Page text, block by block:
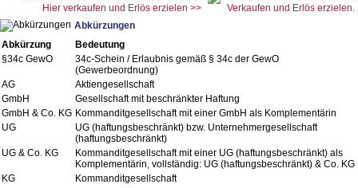
Hier verkaufen und Erlös erzielen >>
Abkürzungen
Abkürzung
Bedeutung
§34c GewO
34c-Schein / Erlaubnis gemäß § 34c der GewO
(Gewerbeordnung)
AG
Aktiengesellschaft
GmbH
Gesellschaft mit beschränkter Haftung
GmbH & Co. KG Kommanditgesellschaft mit einer GmbH als Komplementärin
UG
UG (haftungsbeschränkt) bzw. Unternehmergesellschaft
(haftungsbeschränkt)
UG & Co. KG
Kommanditgesellschaft mit einer UG (haftungsbeschränkt) als
Komplementärin, vollständig: UG (haftungsbeschränkt) & Co. KG
KG
Kommanditgesellschaft